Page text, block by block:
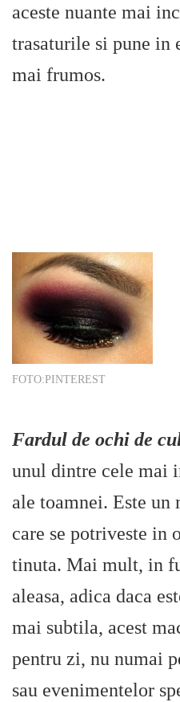
aceste nuante mai
trasaturile si pune in
mai frumos.
FOTO:PINTEREST
Fardul de ochi de
unul dintre cele mai
ale toamnei. Este un
care se potriveste in
tinuta. Mai mult, in
aleasa, adica daca
mai subtila, acest
pentru zi, nu numai
sau evenimentelor